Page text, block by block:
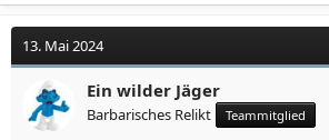
t
i
n
e
13. Mai 2024
Ein wilder Jäger
Barbarisches Relikt Teammitglied